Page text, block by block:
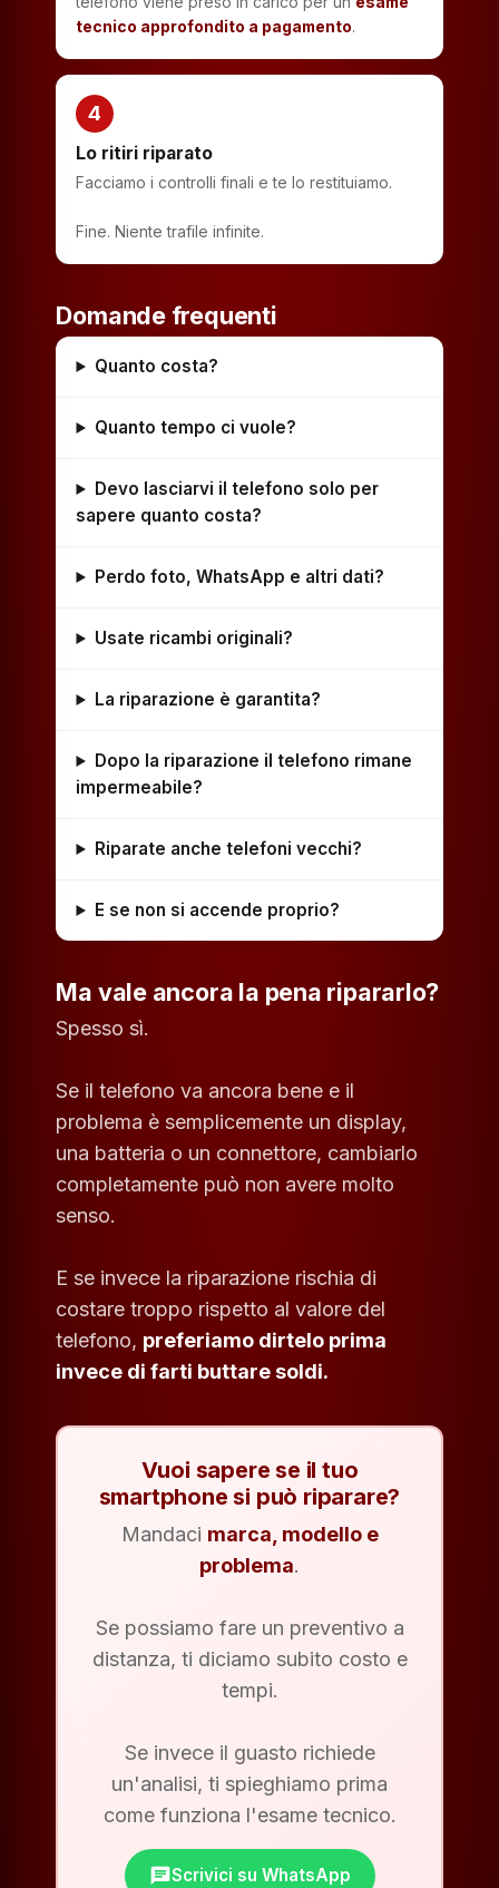
tecnico approfondito a pagamento.
4
Lo ritiri riparato
Facciamo i controlli finali e te lo restituiamo.
Fine. Niente trafile infinite.
Domande frequenti
Quanto costa?
Quanto tempo ci vuole?
Devo lasciarvi il telefono solo per
sapere quanto costa?
Perdo foto, WhatsApp e altri dati?
Usate ricambi originali?
La riparazione è garantita?
Dopo la riparazione il telefono rimane
impermeabile?
Riparate anche telefoni vecchi?
E se non si accende proprio?
Ma vale ancora la pena ripararlo?
Spesso sì.
Se il telefono va ancora bene e il
problema è semplicemente un display,
una batteria o un connettore, cambiarlo
completamente può non avere molto
senso.
E se invece la riparazione rischia di
costare troppo rispetto al valore del
telefono, preferiamo dirtelo prima
invece di farti buttare soldi.
Vuoi sapere se il tuo
smartphone si può riparare?
Mandaci marca, modello e
problema.
Se possiamo fare un preventivo a
distanza, ti diciamo subito costo e
tempi.
Se invece il guasto richiede
un'analisi, ti spieghiamo prima
come funziona l'esame tecnico.
chatScrivici su WhatsApp